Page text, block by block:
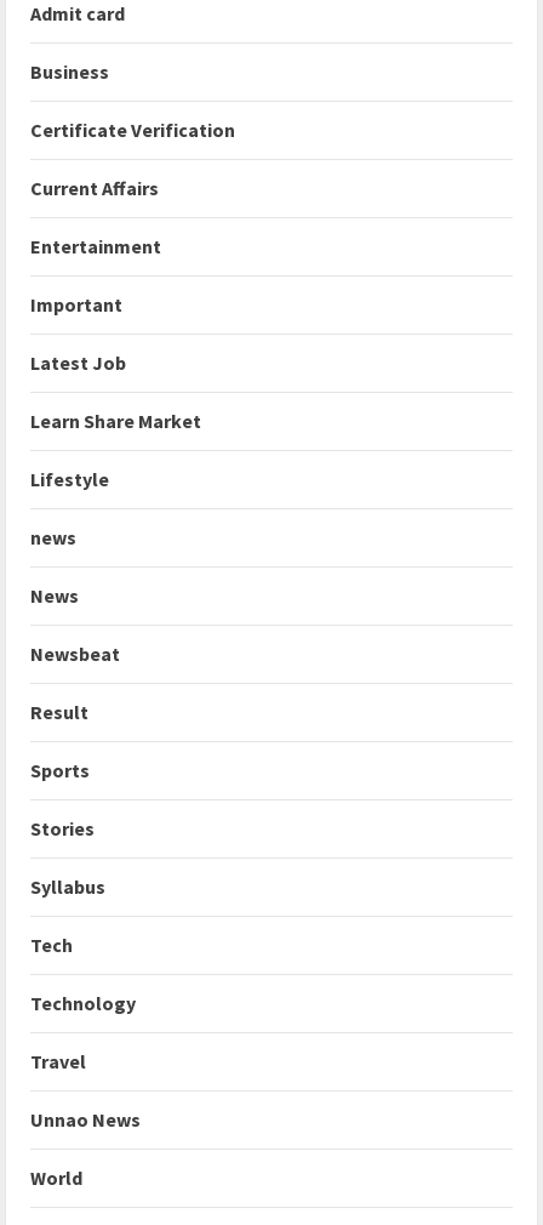
Admit card
Business
Certificate Verification
Current Affairs
Entertainment
Important
Latest Job
Learn Share Market
Lifestyle
news
News
Newsbeat
Result
Sports
Stories
Syllabus
Tech
Technology
Travel
Unnao News
World